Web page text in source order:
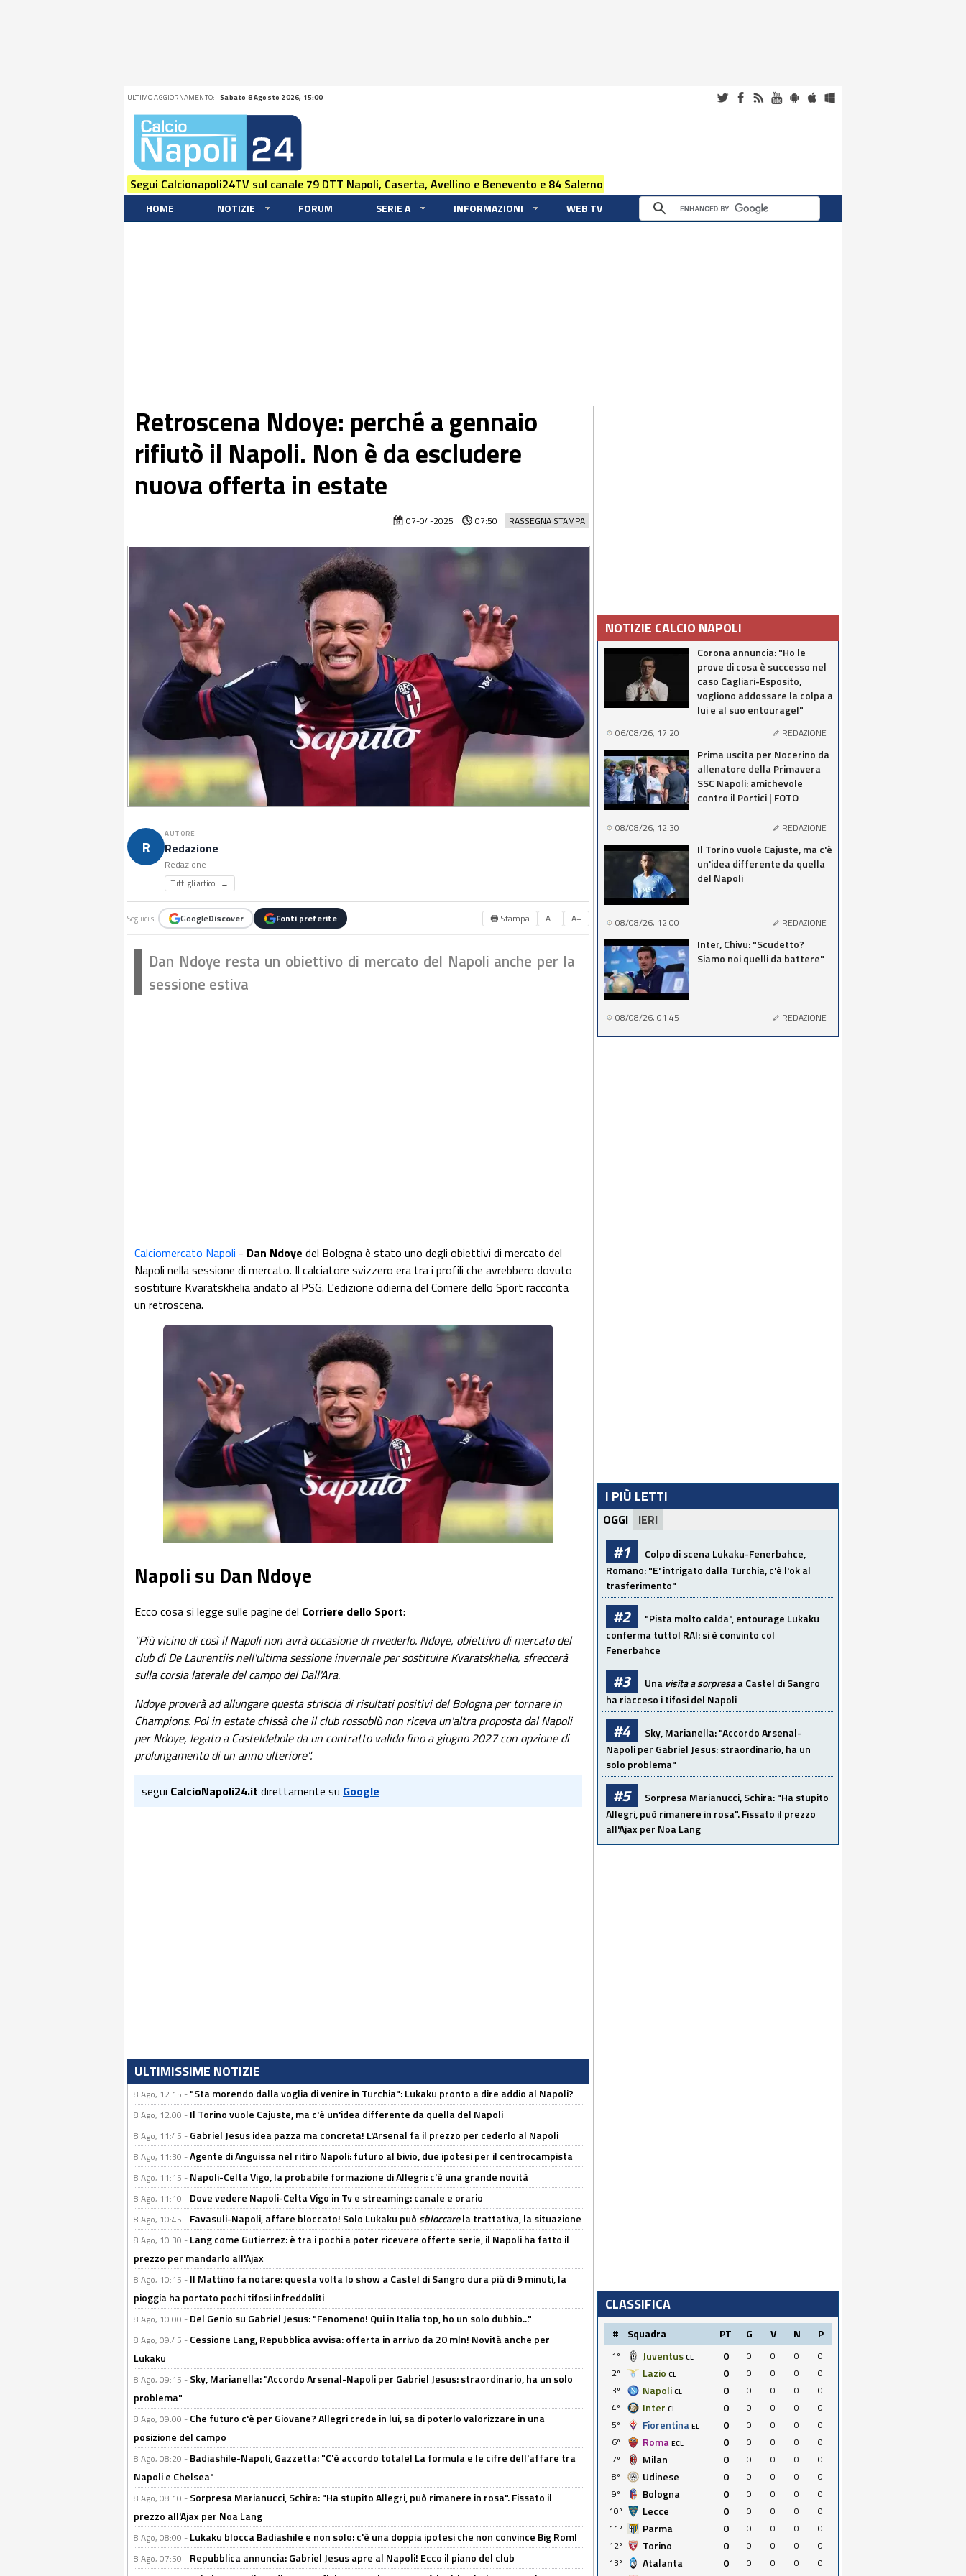
ULTIMO AGGIORNAMENTO: Sabato 8 Agosto 2026, 15:00
Segui Calcionapoli24TV sul canale 79 DTT Napoli, Caserta, Avellino e Benevento e 84 Salerno
HOME NOTIZIE FORUM SERIE A INFORMAZIONI WEB TV
Retroscena Ndoye: perché a gennaio
rifiutò il Napoli. Non è da escludere
nuova offerta in estate
RASSEGNA STAMPA
07-04-2025 07:50
R
AUTORE
Redazione
Redazione
Tutti gli articoli →
Seguici su GoogleDiscover Fonti preferite 🖶 Stampa A− A+
Dan Ndoye resta un obiettivo di mercato del Napoli anche per la
sessione estiva
Calciomercato Napoli - Dan Ndoye del Bologna è stato uno degli obiettivi di mercato del
Napoli nella sessione di mercato. Il calciatore svizzero era tra i profili che avrebbero dovuto
sostituire Kvaratskhelia andato al PSG. L'edizione odierna del Corriere dello Sport racconta
un retroscena.
Napoli su Dan Ndoye
Ecco cosa si legge sulle pagine del Corriere dello Sport:
"Più vicino di così il Napoli non avrà occasione di rivederlo. Ndoye, obiettivo di mercato del
club di De Laurentiis nell'ultima sessione invernale per sostituire Kvaratskhelia, sfreccerà
sulla corsia laterale del campo del Dall'Ara.
Ndoye proverà ad allungare questa striscia di risultati positivi del Bologna per tornare in
Champions. Poi in estate chissà che il club rossoblù non riceva un'altra proposta dal Napoli
per Ndoye, legato a Casteldebole da un contratto valido fino a giugno 2027 con opzione di
prolungamento di un anno ulteriore".
segui CalcioNapoli24.it direttamente su Google
ULTIMISSIME NOTIZIE
8 Ago, 12:15 - "Sta morendo dalla voglia di venire in Turchia": Lukaku pronto a dire addio al Napoli?
8 Ago, 12:00 - Il Torino vuole Cajuste, ma c'è un'idea differente da quella del Napoli
8 Ago, 11:45 - Gabriel Jesus idea pazza ma concreta! L'Arsenal fa il prezzo per cederlo al Napoli
8 Ago, 11:30 -Agente di Anguissa nel ritiro Napoli: futuro al bivio, due ipotesi per il centrocampista
8 Ago, 11:15 - Napoli-Celta Vigo, la probabile formazione di Allegri: c'è una grande novità
8 Ago, 11:10 - Dove vedere Napoli-Celta Vigo in Tv e streaming: canale e orario
8 Ago, 10:45 - Favasuli-Napoli, affare bloccato! Solo Lukaku puòsbloccarela trattativa, la situazione
8 Ago, 10:30 - Lang come Gutierrez: è tra i pochi a poter ricevere offerte serie, il Napoli ha fatto il
prezzo per mandarlo all'Ajax
8 Ago, 10:15 - Il Mattino fa notare: questa volta lo show a Castel di Sangro dura più di 9 minuti, la
pioggia ha portato pochi tifosi infreddoliti
8 Ago, 10:00 - Del Genio su Gabriel Jesus: "Fenomeno! Qui in Italia top, ho un solo dubbio..."
8 Ago, 09:45 - Cessione Lang, Repubblica avvisa: offerta in arrivo da 20 mln! Novità anche per
Lukaku
8 Ago, 09:15 - Sky, Marianella: "Accordo Arsenal-Napoli per Gabriel Jesus: straordinario, ha un solo
problema"
8 Ago, 09:00 - Che futuro c'è per Giovane? Allegri crede in lui, sa di poterlo valorizzare in una
posizione del campo
8 Ago, 08:20 - Badiashile-Napoli, Gazzetta: "C'è accordo totale! La formula e le cifre dell'affare tra
Napoli e Chelsea"
8 Ago, 08:10 - Sorpresa Marianucci, Schira: "Ha stupito Allegri, può rimanere in rosa". Fissato il
prezzo all'Ajax per Noa Lang
8 Ago, 08:00 - Lukaku blocca Badiashile e non solo: c'è una doppia ipotesi che non convince Big Rom!
8 Ago, 07:50 - Repubblica annuncia: Gabriel Jesus apre al Napoli! Ecco il piano del club
NOTIZIE CALCIO NAPOLI
Corona annuncia: "Ho le
prove di cosa è successo nel
caso Cagliari-Esposito,
vogliono addossare la colpa a
lui e al suo entourage!"
06/08/26, 17:20 REDAZIONE
Prima uscita per Nocerino da
allenatore della Primavera
SSC Napoli: amichevole
contro il Portici | FOTO
08/08/26, 12:30 REDAZIONE
Il Torino vuole Cajuste, ma c'è
un'idea differente da quella
del Napoli
08/08/26, 12:00 REDAZIONE
Inter, Chivu: "Scudetto?
Siamo noi quelli da battere"
08/08/26, 01:45 REDAZIONE
I PIÙ LETTI
OGGI IERI
#1
Colpo di scena Lukaku-Fenerbahce,
Romano: "E' intrigato dalla Turchia, c'è l'ok al
trasferimento"
#2
"Pista molto calda", entourage Lukaku
conferma tutto! RAI: si è convinto col
Fenerbahce
#3 Una visita a sorpresaa Castel di Sangro
ha riacceso i tifosi del Napoli
#4
Sky, Marianella: "Accordo Arsenal-
Napoli per Gabriel Jesus: straordinario, ha un
solo problema"
#5
Sorpresa Marianucci, Schira: "Ha stupito
Allegri, può rimanere in rosa". Fissato il prezzo
all'Ajax per Noa Lang
CLASSIFICA
# Squadra PT G V N P
1º Juventus CL 0 0 0 0
0
2º
Lazio CL 0 0 0 0
0
3º
Napoli CL 0 0 0 0
0
4º
Inter CL 0 0 0 0
0
5º
Fiorentina EL 0 0 0 0
0
6º
Roma ECL 0 0 0 0
0
7º
Milan 0 0 0 0
0
8º
Udinese 0 0 0 0
0
9º
Bologna 0 0 0 0
0
10º
Lecce 0 0 0 0
0
11º
Parma 0 0 0 0
0
12º
Torino 0 0 0 0
0
13º
Atalanta 0 0 0 0
0